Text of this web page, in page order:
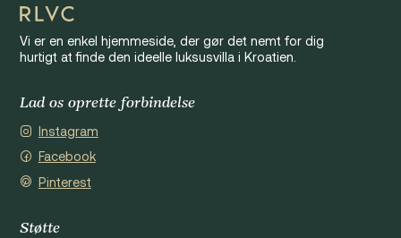
Vi er en enkel hjemmeside, der gør det nemt for dig
hurtigt at finde den ideelle luksusvilla i Kroatien.
Lad os oprette forbindelse
Instagram
Facebook
Pinterest
Støtte